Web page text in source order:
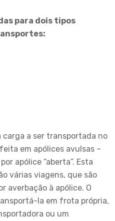
para dois tipos
a ser transportada no
em apólices avulsas –
apólice “aberta”. Esta
várias viagens, que são
averbação à apólice. O
la em frota própria,
ou um